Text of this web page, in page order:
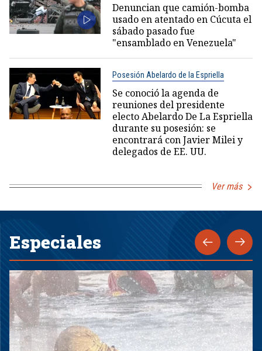
Denuncian que camión-bomba
usado en atentado en Cúcuta el
sábado pasado fue
"ensamblado en Venezuela"
Posesión Abelardo de la Espriella
Se conoció la agenda de
reuniones del presidente
electo Abelardo De La Espriella
durante su posesión: se
encontrará con Javier Milei y
delegados de EE. UU.
Ver más
Especiales